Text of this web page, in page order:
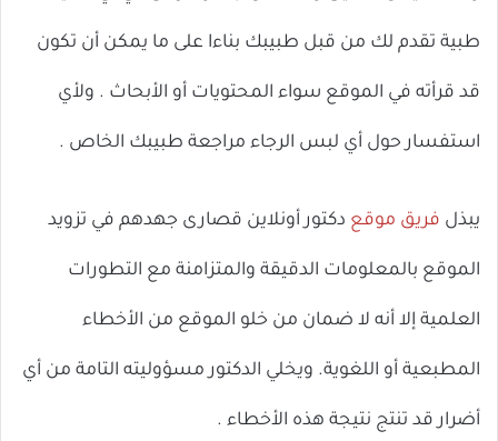
طبية تقدم لك من قبل طبيبك بناءا على ما يمكن أن تكون
قد قرأته في الموقع سواء المحتويات أو الأبحاث . ولأي
استفسار حول أي لبس الرجاء مراجعة طبيبك الخاص .
يبذل فريق موقع دكتور أونلاين قصارى جهدهم في تزويد
الموقع بالمعلومات الدقيقة والمتزامنة مع التطورات
العلمية إلا أنه لا ضمان من خلو الموقع من الأخطاء
المطبعية أو اللغوية. ويخلي الدكتور مسؤوليته التامة من أي
أضرار قد تنتج نتيجة هذه الأخطاء .